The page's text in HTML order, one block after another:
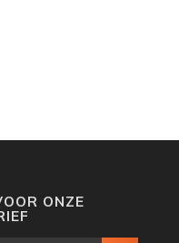
ONZE